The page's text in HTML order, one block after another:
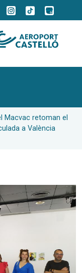
Macvac retoman el
a València